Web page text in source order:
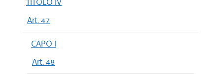
Art. 47
CAPO I
Art. 48